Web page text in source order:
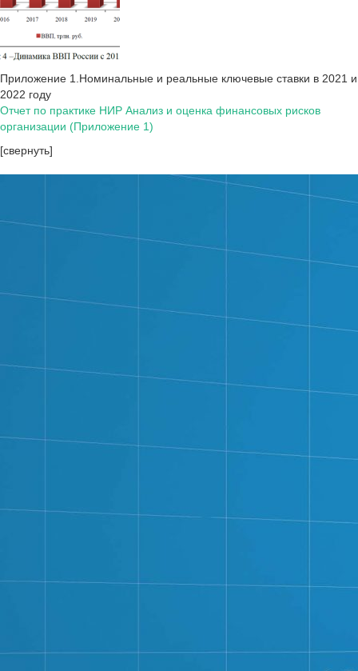
Приложение 1.Номинальные и реальные ключевые ставки в 2021 и
2022 году
Отчет по практике НИР Анализ и оценка финансовых рисков
организации (Приложение 1)
[свернуть]